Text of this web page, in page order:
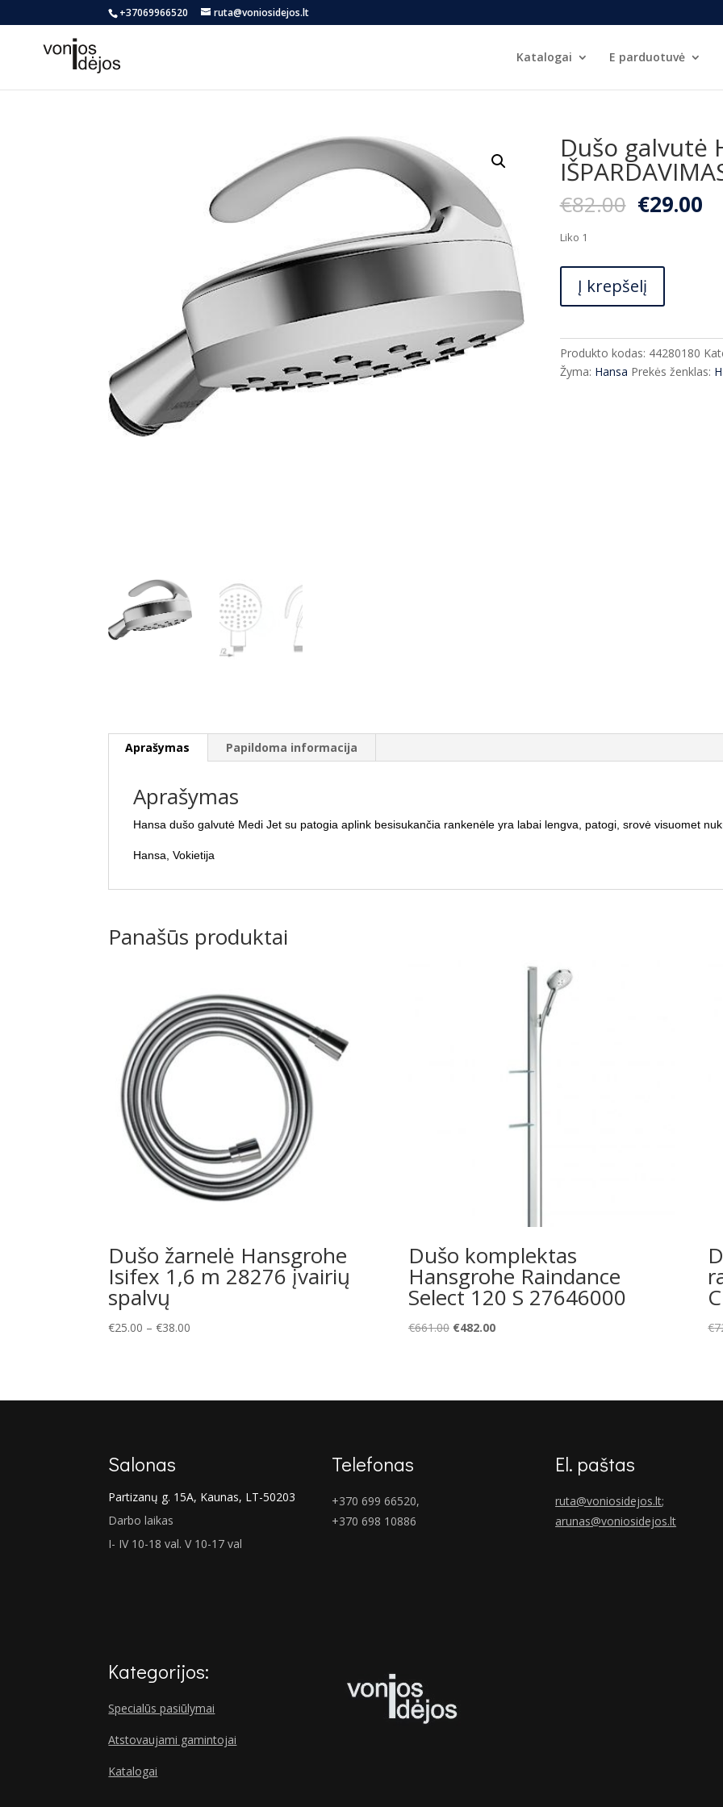
+37069966520 ruta@voniosidejos.lt
Katalogai E parduotuvė
Dušo galvutė
€82.00 Original
price
€82.00.
€29.00
Liko 1
kiekis:
Dušo
Hansa
Medi
Į krepšelį
Produkto kodas: 44280180
Žyma: Hansa Prekės ženklas:
Aprašymas Papildoma informacija
Aprašymas
Hansa dušo galvutė Medi Jet su patogia aplink besisukančia rankenėle yra labai lengva, patogi, srovė visuomet
Hansa, Vokietija
Panašūs produktai
Dušo žarnelė Hansgrohe
Isifex 1,6 m 28276 įvairių
spalvų
€25.00 – €38.00
€38.00
Dušo komplektas
Hansgrohe Raindance
Select 120 S 27646000
€661.00 Original
€482.00Current
€
Salonas
Partizanų g. 15A, Kaunas, LT-50203
Darbo laikas
I- IV 10-18 val. V 10-17 val
Telefonas
+370 699 66520,
+370 698 10886
El. paštas
ruta@voniosidejos.lt;
arunas@voniosidejos.lt
Kategorijos:
Specialūs pasiūlymai
Atstovaujami gamintojai
Katalogai